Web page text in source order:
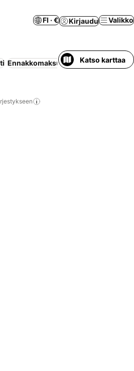
FI · € Kirjaudu Valikko
Ennakkomaksua ei tarvitaKatso karttaa